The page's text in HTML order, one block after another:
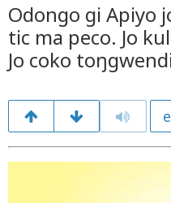
Odongo gi Apiyo
tic ma peco. Jo
Jo coko